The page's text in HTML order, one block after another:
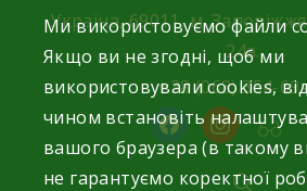
Україна, 69011, м.
24а.
+38 (068) 354-
facebookinstagram
Ми використовуємо файли
Якщо ви не згодні, щоб ми
використовували cookies,
чином встановіть
вашого браузера (в такому
не гарантуємо коректної